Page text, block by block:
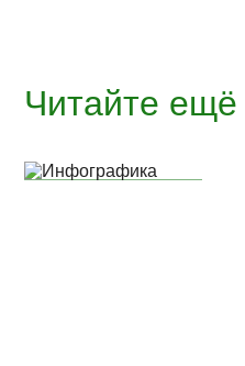
Читайте ещё